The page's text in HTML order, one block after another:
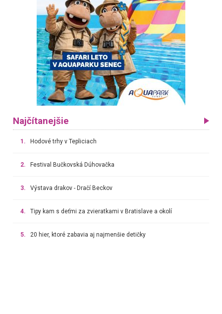
Najčítanejšie
1. Hodové trhy v Tepliciach
2. Festival Bučkovská Dúhovačka
3. Výstava drakov - Dračí Beckov
4. Tipy kam s deťmi za zvieratkami v Bratislave a okolí
5. 20 hier, ktoré zabavia aj najmenšie detičky